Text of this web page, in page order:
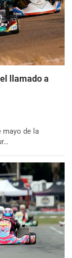
llamado a
mayo de la